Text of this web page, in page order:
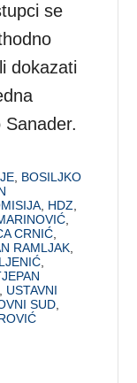
se
dokazati
Sanader.
, BOSILJKO
, HDZ,
,
CRNIĆ,
RAMLJAK,
,
, USTAVNI
SUD,